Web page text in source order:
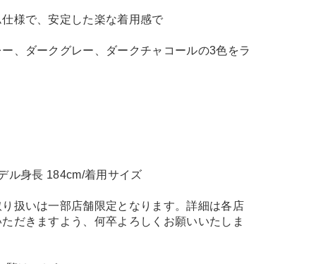
仕様で、安定した楽な着用感で
、ダークグレー、ダークチャコールの3色をラ
ル身長 184cm/着用サイズ
扱いは一部店舗限定となります。詳細は各店
だきますよう、何卒よろしくお願いいたしま